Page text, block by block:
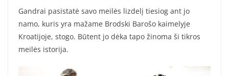
Gandrai pasistatė savo meilės lizdelį tiesiog ant jo
namo, kuris yra mažame Brodski Barošo kaimelyje
Kroatijoje, stogo. Būtent jo dėka tapo žinoma ši tikros
meilės istorija.